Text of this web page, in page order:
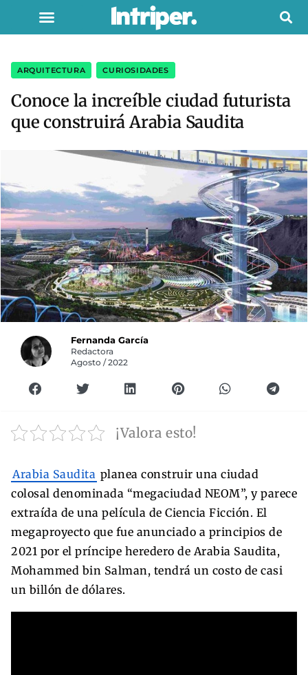
ARQUITECTURA CURIOSIDADES
Conoce la increíble ciudad futurista
que construirá Arabia Saudita
Fernanda García
Redactora
Agosto / 2022
¡Valora esto!
Arabia Saudita planea construir una ciudad
colosal denominada “megaciudad NEOM”, y parece
extraída de una película de Ciencia Ficción. El
megaproyecto que fue anunciado a principios de
2021 por el príncipe heredero de Arabia Saudita,
Mohammed bin Salman, tendrá un costo de casi
un billón de dólares.